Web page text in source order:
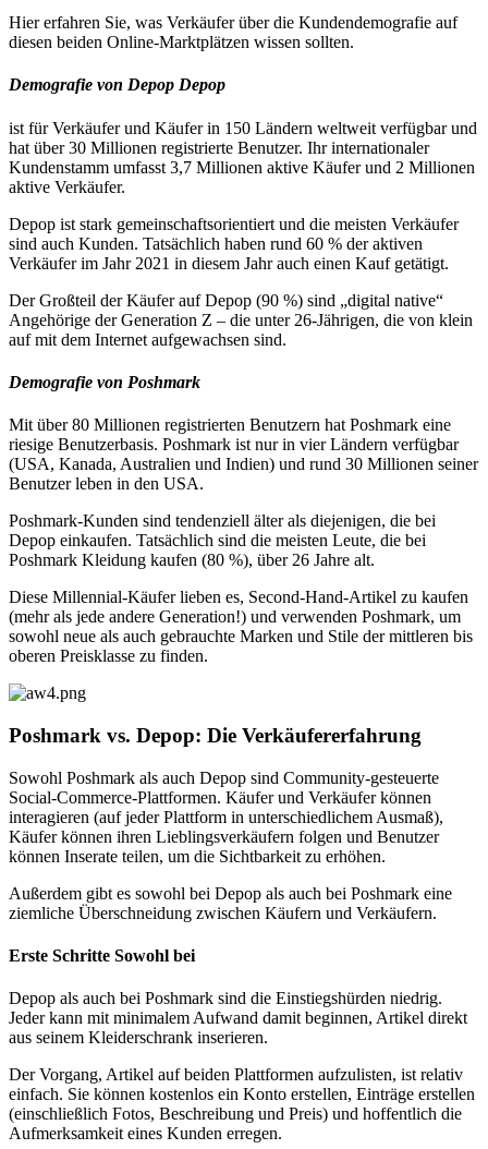
Hier erfahren Sie, was Verkäufer über die Kundendemografie auf
diesen beiden Online-Marktplätzen wissen sollten.
Demografie von Depop Depop
ist für Verkäufer und Käufer in 150 Ländern weltweit verfügbar und
hat über 30 Millionen registrierte Benutzer. Ihr internationaler
Kundenstamm umfasst 3,7 Millionen aktive Käufer und 2 Millionen
aktive Verkäufer.
Depop ist stark gemeinschaftsorientiert und die meisten Verkäufer
sind auch Kunden. Tatsächlich haben rund 60 % der aktiven
Verkäufer im Jahr 2021 in diesem Jahr auch einen Kauf getätigt.
Der Großteil der Käufer auf Depop (90 %) sind „digital native“
Angehörige der Generation Z – die unter 26-Jährigen, die von klein
auf mit dem Internet aufgewachsen sind.
Demografie von Poshmark
Mit über 80 Millionen registrierten Benutzern hat Poshmark eine
riesige Benutzerbasis. Poshmark ist nur in vier Ländern verfügbar
(USA, Kanada, Australien und Indien) und rund 30 Millionen seiner
Benutzer leben in den USA.
Poshmark-Kunden sind tendenziell älter als diejenigen, die bei
Depop einkaufen. Tatsächlich sind die meisten Leute, die bei
Poshmark Kleidung kaufen (80 %), über 26 Jahre alt.
Diese Millennial-Käufer lieben es, Second-Hand-Artikel zu kaufen
(mehr als jede andere Generation!) und verwenden Poshmark, um
sowohl neue als auch gebrauchte Marken und Stile der mittleren bis
oberen Preisklasse zu finden.
Poshmark vs. Depop: Die Verkäufererfahrung
Sowohl Poshmark als auch Depop sind Community-gesteuerte
Social-Commerce-Plattformen. Käufer und Verkäufer können
interagieren (auf jeder Plattform in unterschiedlichem Ausmaß),
Käufer können ihren Lieblingsverkäufern folgen und Benutzer
können Inserate teilen, um die Sichtbarkeit zu erhöhen.
Außerdem gibt es sowohl bei Depop als auch bei Poshmark eine
ziemliche Überschneidung zwischen Käufern und Verkäufern.
Erste Schritte Sowohl bei
Depop als auch bei Poshmark sind die Einstiegshürden niedrig.
Jeder kann mit minimalem Aufwand damit beginnen, Artikel direkt
aus seinem Kleiderschrank inserieren.
Der Vorgang, Artikel auf beiden Plattformen aufzulisten, ist relativ
einfach. Sie können kostenlos ein Konto erstellen, Einträge erstellen
(einschließlich Fotos, Beschreibung und Preis) und hoffentlich die
Aufmerksamkeit eines Kunden erregen.